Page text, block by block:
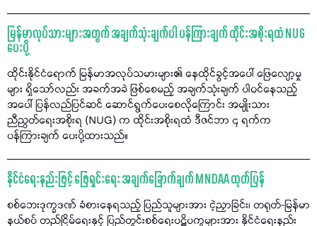
မြန်မာလုပ်သားများအတွက် အချက်သုံးချက်ပါ ပန်ကြားချက် ထိုင်းအစိုးရထံ NUG
ပေးပို့
ထိုင်းနိုင်ငံရောက် မြန်မာအလုပ်သမားများ၏ နေထိုင်ခွင့်အပေါ် ဖြေလျော့မှု
များ ရှိသော်လည်း အခက်အခဲ ဖြစ်စေမည့် အချက်သုံးချက် ပါဝင်နေသည့်
အပေါ် ပြန်လည်ပြင်ဆင် ဆောင်ရွက်ပေးစေလိုကြောင်း အမျိုးသား
ညီညွတ်ရေးအစိုးရ (NUG) က ထိုင်းအစိုးရထံ ဒီဇင်ဘာ ၄ ရက်က
ပန်ကြားချက် ပေးပို့ထားသည်။
နိုင်ငံရေးနည်းဖြင့် ဖြေရှင်းရေး အချက်ခြောက်ချက် MNDAA ထုတ်ပြန်
စစ်ဘေးဒုက္ခဒဏ် ခံစားနေရသည့် ပြည်သူများအား ငဲ့ညှာခြင်း၊ တရုတ်-မြန်မာ
နယ်စပ် တည်ငြိမ်ရေးနှင့် ပြည်တွင်းစစ်ရေးပဋိပက္ခများအား နိုင်ငံရေးနည်း